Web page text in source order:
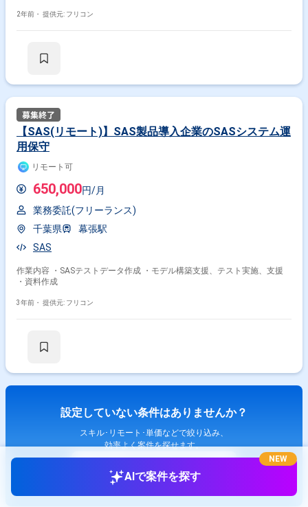
2年前・ 提供元: フリコン
【SAS(リモート)】SAS製品導入企業のSASシステム運
用保守
リモート可
650,000円/月
業務委託(フリーランス)
千葉県
幕張駅
SAS
作業内容 ・SASテストデータ作成 ・モデル構築支援、テスト実施、支援
・資料作成
3年前・ 提供元: フリコン
設定していない条件はありませんか？
スキル･リモート･単価などで絞り込み、
効率よく案件を探せます。
AIで案件を探す
NEW